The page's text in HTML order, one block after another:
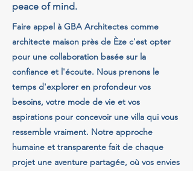
peace of mind.
Faire appel à GBA Architectes comme
architecte maison près de Èze c'est opter
pour une collaboration basée sur la
confiance et l'écoute. Nous prenons le
temps d'explorer en profondeur vos
besoins, votre mode de vie et vos
aspirations pour concevoir une villa qui vous
ressemble vraiment. Notre approche
humaine et transparente fait de chaque
projet une aventure partagée, où vos envies